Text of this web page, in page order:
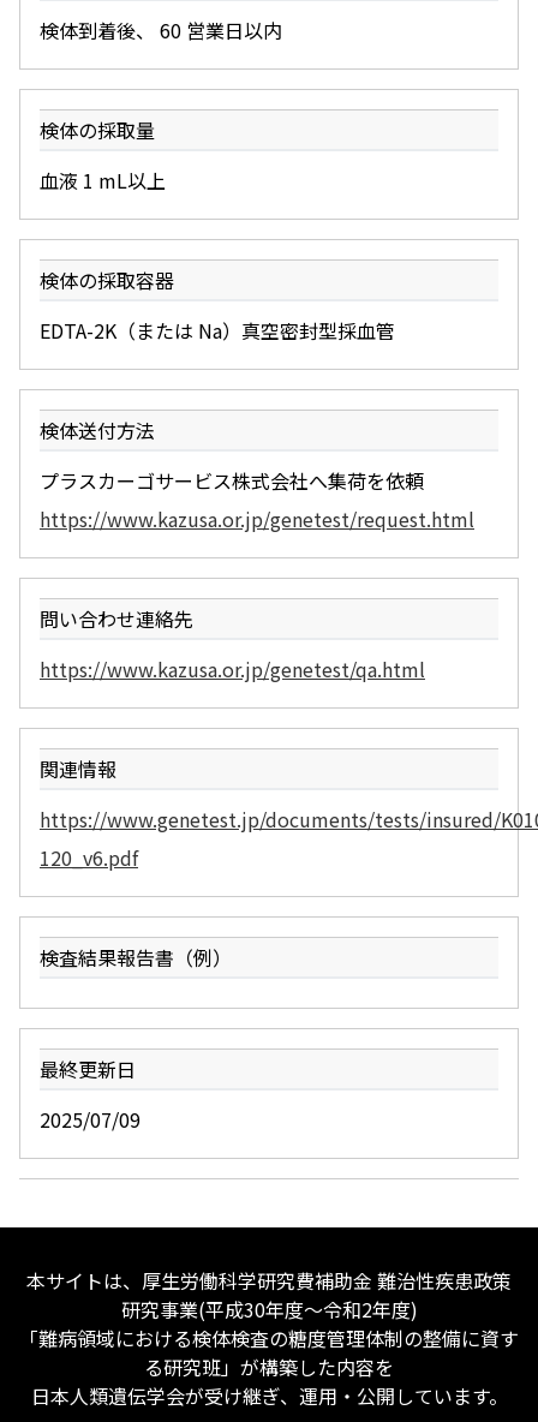
検体到着後、 60 営業日以内
検体の採取量
血液 1 mL以上
検体の採取容器
EDTA-2K（または Na）真空密封型採血管
検体送付方法
プラスカーゴサービス株式会社へ集荷を依頼
https://www.kazusa.or.jp/genetest/request.html
問い合わせ連絡先
https://www.kazusa.or.jp/genetest/qa.html
関連情報
https://www.genetest.jp/documents/tests/insured/
120_v6.pdf
検査結果報告書（例）
最終更新日
2025/07/09
本サイトは、厚生労働科学研究費補助金 難治性疾患政策
研究事業(平成30年度〜令和2年度)
「難病領域における検体検査の糖度管理体制の整備に資す
る研究班」が構築した内容を
日本人類遺伝学会が受け継ぎ、運用・公開しています。